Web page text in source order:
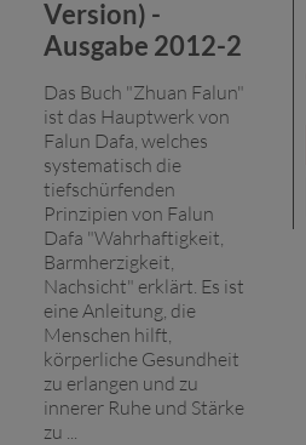
Version) -
Ausgabe 2012-2
Das Buch "Zhuan Falun"
ist das Hauptwerk von
Falun Dafa, welches
systematisch die
tiefschürfenden
Prinzipien von Falun
Dafa "Wahrhaftigkeit,
Barmherzigkeit,
Nachsicht" erklärt. Es ist
eine Anleitung, die
Menschen hilft,
körperliche Gesundheit
zu erlangen und zu
innerer Ruhe und Stärke
zu ...